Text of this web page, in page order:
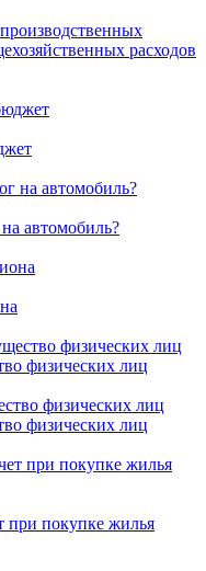
расходов
автомобиль?
физических лиц
физических лиц
при покупке жилья